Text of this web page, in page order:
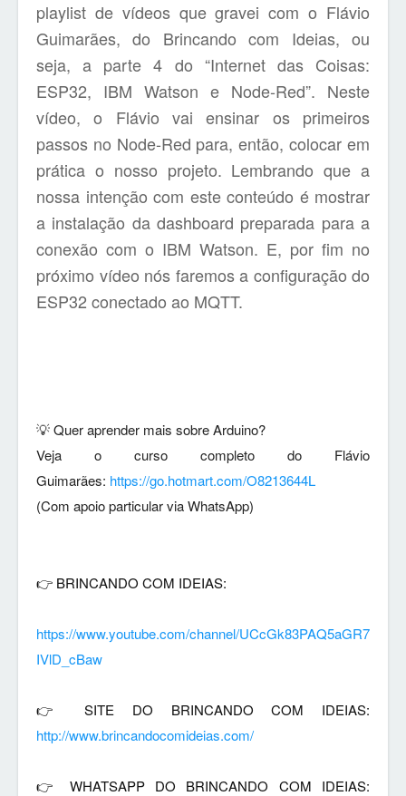
playlist de vídeos que gravei com o Flávio
Guimarães, do Brincando com Ideias, ou
seja, a parte 4 do “Internet das Coisas:
ESP32, IBM Watson e Node-Red”. Neste
vídeo, o Flávio vai ensinar os primeiros
passos no Node-Red para, então, colocar em
prática o nosso projeto. Lembrando que a
nossa intenção com este conteúdo é mostrar
a instalação da dashboard preparada para a
conexão com o IBM Watson. E, por fim no
próximo vídeo nós faremos a configuração do
ESP32 conectado ao MQTT.
💡 Quer aprender mais sobre Arduino?
Veja o curso completo do Flávio
Guimarães: https://go.hotmart.com/O8213644L
(Com apoio particular via WhatsApp)
👉 BRINCANDO COM IDEIAS:
https://www.youtube.com/channel/UCcGk83PAQ5aGR7
IVlD_cBaw
👉 SITE DO BRINCANDO COM IDEIAS:
http://www.brincandocomideias.com/
👉
WHATSAPP DO BRINCANDO COM IDEIAS: